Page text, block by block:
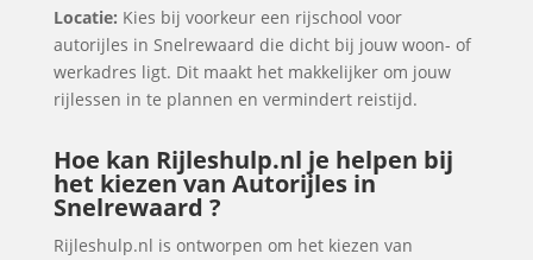
Locatie: Kies bij voorkeur een rijschool voor
autorijles in Snelrewaard die dicht bij jouw woon- of
werkadres ligt. Dit maakt het makkelijker om jouw
rijlessen in te plannen en vermindert reistijd.
Hoe kan Rijleshulp.nl je helpen bij
het kiezen van Autorijles in
Snelrewaard ?
Rijleshulp.nl is ontworpen om het kiezen van